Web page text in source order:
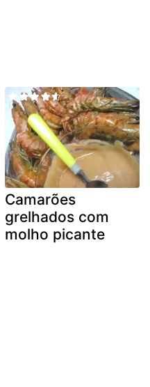
Camarões
grelhados com
molho picante